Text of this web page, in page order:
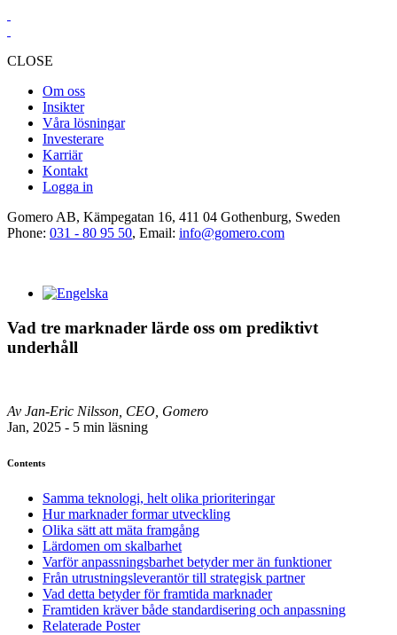
CLOSE
Om oss
Insikter
Våra lösningar
Investerare
Karriär
Kontakt
Logga in
Gomero AB, Kämpegatan 16, 411 04 Gothenburg, Sweden
Phone: 031 - 80 95 50, Email: info@gomero.com
Vad tre marknader lärde oss om prediktivt
underhåll
Av Jan-Eric Nilsson, CEO, Gomero
Jan, 2025 - 5 min läsning
Contents
Samma teknologi, helt olika prioriteringar
Hur marknader formar utveckling
Olika sätt att mäta framgång
Lärdomen om skalbarhet
Varför anpassningsbarhet betyder mer än funktioner
Från utrustningsleverantör till strategisk partner
Vad detta betyder för framtida marknader
Framtiden kräver både standardisering och anpassning
Relaterade Poster